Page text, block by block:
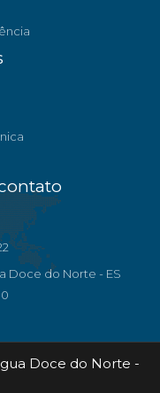
Doce do Norte - ES
Doce do Norte -